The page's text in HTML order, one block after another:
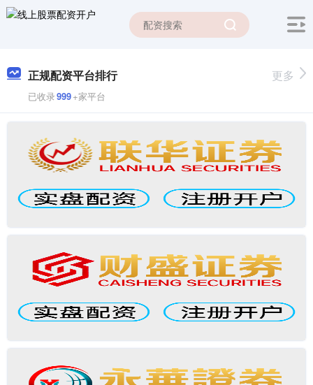
正规配资平台排行
已收录999+家平台
更多